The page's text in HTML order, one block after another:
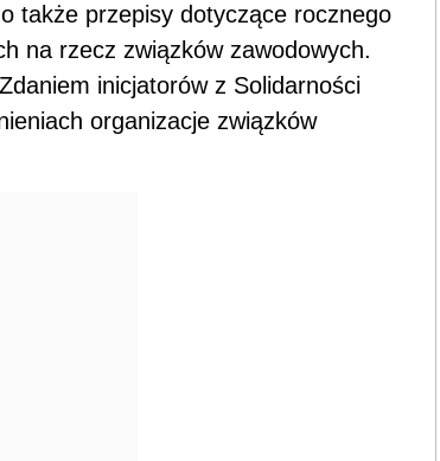
także przepisy dotyczące rocznego
na rzecz związków zawodowych.
inicjatorów z Solidarności
organizacje związków